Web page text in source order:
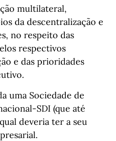
multilateral,
da descentralização e
no respeito das
respectivos
e das prioridades
uma Sociedade de
SDI (que até
deveria ter a seu